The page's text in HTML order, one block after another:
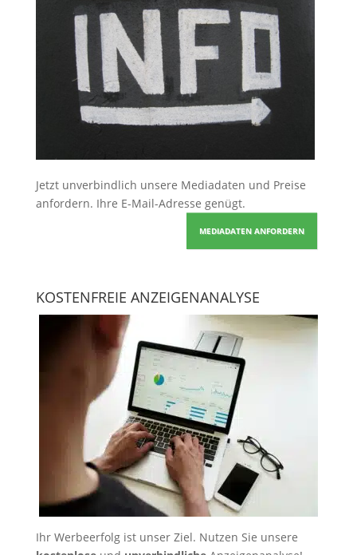
Jetzt unverbindlich unsere Mediadaten und Preise
anfordern. Ihre E-Mail-Adresse genügt.
MEDIADATEN ANFORDERN
KOSTENFREIE ANZEIGENANALYSE
Ihr Werbeerfolg ist unser Ziel. Nutzen Sie unsere